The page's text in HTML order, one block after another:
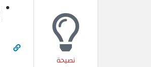
نصيحة